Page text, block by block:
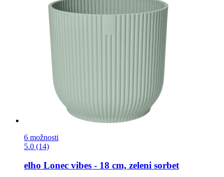
6 možnosti
5.0 (14)
elho Lonec vibes -​ 18 cm, zeleni sorbet